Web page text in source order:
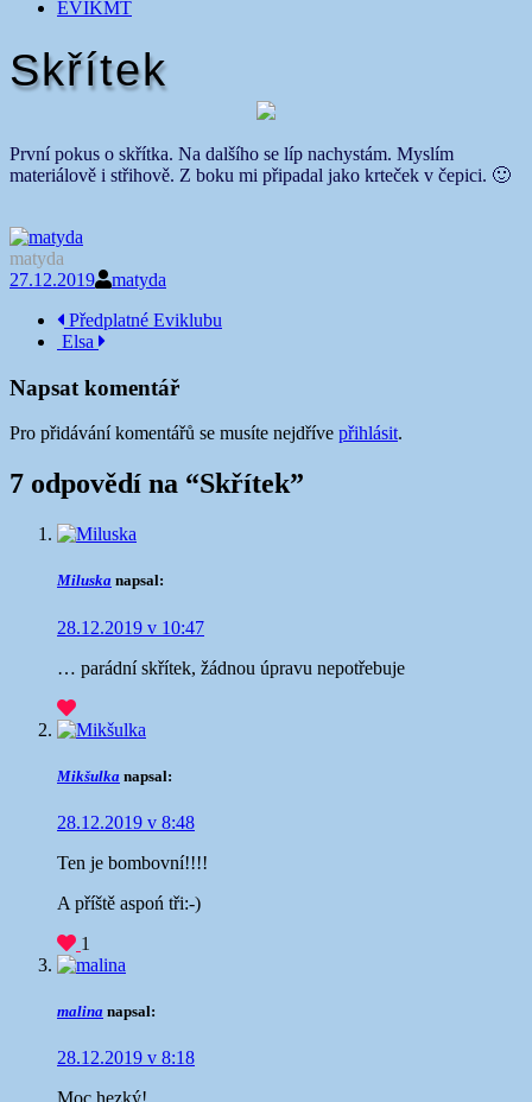
EVIKMT
Skřítek
První pokus o skřítka. Na dalšího se líp nachystám. Myslím
materiálově i střihově. Z boku mi připadal jako krteček v čepici. 🙂
matyda
27.12.2019
matyda
Navigace
příspěvku
Předplatné Eviklubu
Elsa
Napsat komentář
Pro přidávání komentářů se musíte nejdříve přihlásit.
7 odpovědí na “Skřítek”
Miluska napsal:
28.12.2019 v 10:47
… parádní skřítek, žádnou úpravu nepotřebuje
Mikšulka napsal:
28.12.2019 v 8:48
Ten je bombovní!!!!
A příště aspoń tři:-)
1
malina napsal:
28.12.2019 v 8:18